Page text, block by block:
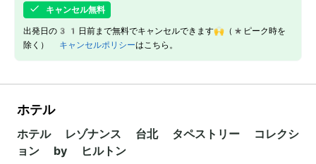
キャンセル無料
出発日の31日前まで無料でキャンセルできます🙌（*ピーク時を
除く） キャンセルポリシーはこちら。
ホテル
ホテル レゾナンス 台北 タペストリー コレクシ
ョン by ヒルトン